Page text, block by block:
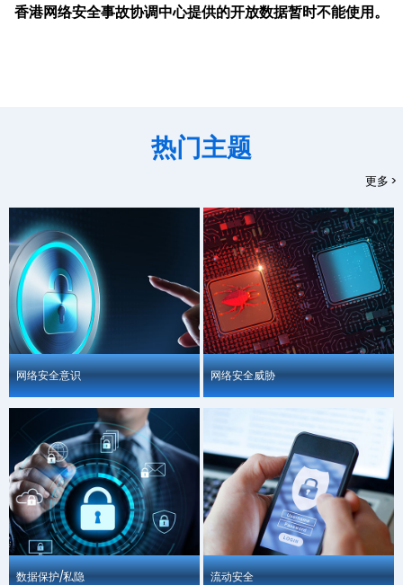
香港网络安全事故协调中心提供的开放数据暂时不能使用。
热门主题
更多 >
网络安全意识 网络安全威胁
数据保护/私隐 流动安全